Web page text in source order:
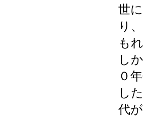
世
り
も
し
０
し
代